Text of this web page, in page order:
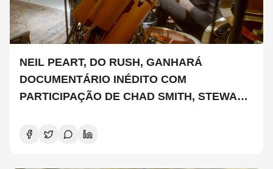
NEIL PEART, DO RUSH, GANHARÁ
DOCUMENTÁRIO INÉDITO COM
PARTICIPAÇÃO DE CHAD SMITH, STEWART